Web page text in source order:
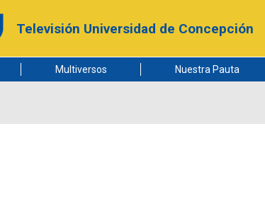
Televisión Universidad de Concepción
Multiversos Nuestra Pauta